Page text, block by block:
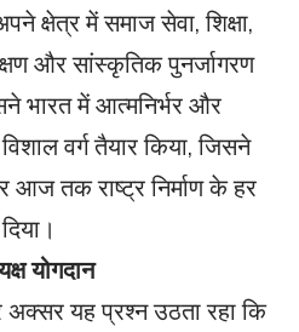
क्षेत्र में समाज सेवा, शिक्षा,
और सांस्कृतिक पुनर्जागरण
भारत में आत्मनिर्भर और
वर्ग तैयार किया, जिसने
तक राष्ट्र निर्माण के हर
योगदान
यह प्रश्न उठता रहा कि